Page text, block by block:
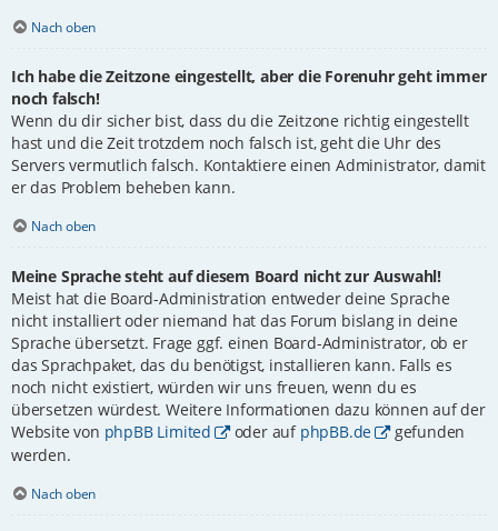
Nach oben
Ich habe die Zeitzone eingestellt, aber die Forenuhr geht immer
noch falsch!
Wenn du dir sicher bist, dass du die Zeitzone richtig eingestellt
hast und die Zeit trotzdem noch falsch ist, geht die Uhr des
Servers vermutlich falsch. Kontaktiere einen Administrator, damit
er das Problem beheben kann.
Nach oben
Meine Sprache steht auf diesem Board nicht zur Auswahl!
Meist hat die Board-Administration entweder deine Sprache
nicht installiert oder niemand hat das Forum bislang in deine
Sprache übersetzt. Frage ggf. einen Board-Administrator, ob er
das Sprachpaket, das du benötigst, installieren kann. Falls es
noch nicht existiert, würden wir uns freuen, wenn du es
übersetzen würdest. Weitere Informationen dazu können auf der
Website von phpBB Limited oder auf phpBB.de
gefunden
werden.
Nach oben